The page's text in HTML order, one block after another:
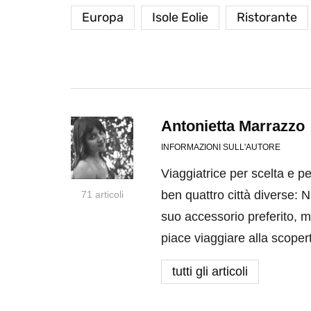
Europa Isole Eolie Ristorante
71 articoli
Antonietta Marrazzo
INFORMAZIONI SULL'AUTORE
Viaggiatrice per scelta e
ben quattro città diverse:
suo accessorio preferito,
piace viaggiare alla
tutti gli articoli